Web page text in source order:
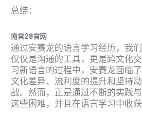
总结：
南宫28官网
通过安赛龙的语言学习经历，我
仅仅是沟通的工具，更是跨文化
习新语言的过程中，安赛龙面临
文化差异、流利度的提升和坚持
战。然而，正是通过不断的实践
这些困难，并且在语言学习中收获